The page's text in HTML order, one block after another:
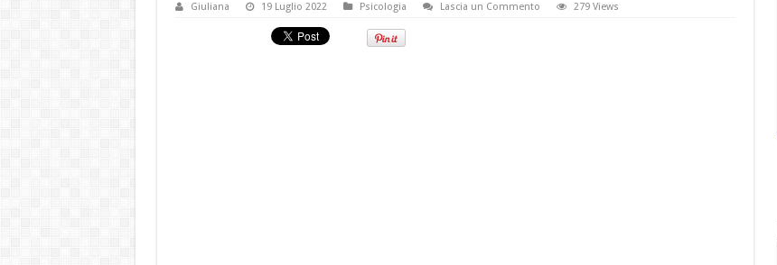
Giuliana 19 Luglio 2022 Psicologia Lascia un Commento 279 Views